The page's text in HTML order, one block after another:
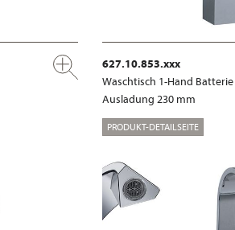
627.10.853.xxx
Waschtisch 1-Hand Batterie
Ausladung 230 mm
PRODUKT-DETAILSEITE